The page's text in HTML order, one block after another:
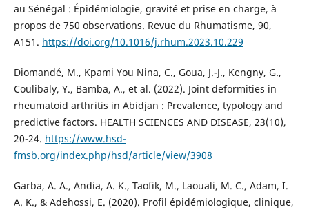
au Sénégal : Épidémiologie, gravité et prise en charge, à
propos de 750 observations. Revue du Rhumatisme, 90,
A151. https://doi.org/10.1016/j.rhum.2023.10.229
Diomandé, M., Kpami You Nina, C., Goua, J.-J., Kengny, G.,
Coulibaly, Y., Bamba, A., et al. (2022). Joint deformities in
rheumatoid arthritis in Abidjan : Prevalence, typology and
predictive factors. HEALTH SCIENCES AND DISEASE, 23(10),
20-24. https://www.hsd-
fmsb.org/index.php/hsd/article/view/3908
Garba, A. A., Andia, A. K., Taofik, M., Laouali, M. C., Adam, I.
A. K., & Adehossi, E. (2020). Profil épidémiologique, clinique,